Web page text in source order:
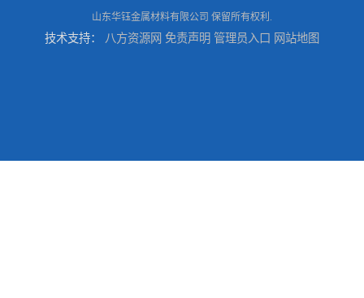
山东华钰金属材料有限公司 保留所有权利.
技术支持： 八方资源网 免责声明 管理员入口 网站地图